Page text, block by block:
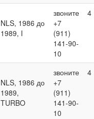
NLS, 1986 до
1989, I
звоните
+7
(911)
141-90-
10
4
NLS, 1986 до
1989,
TURBO
звоните
+7
(911)
141-90-
10
4